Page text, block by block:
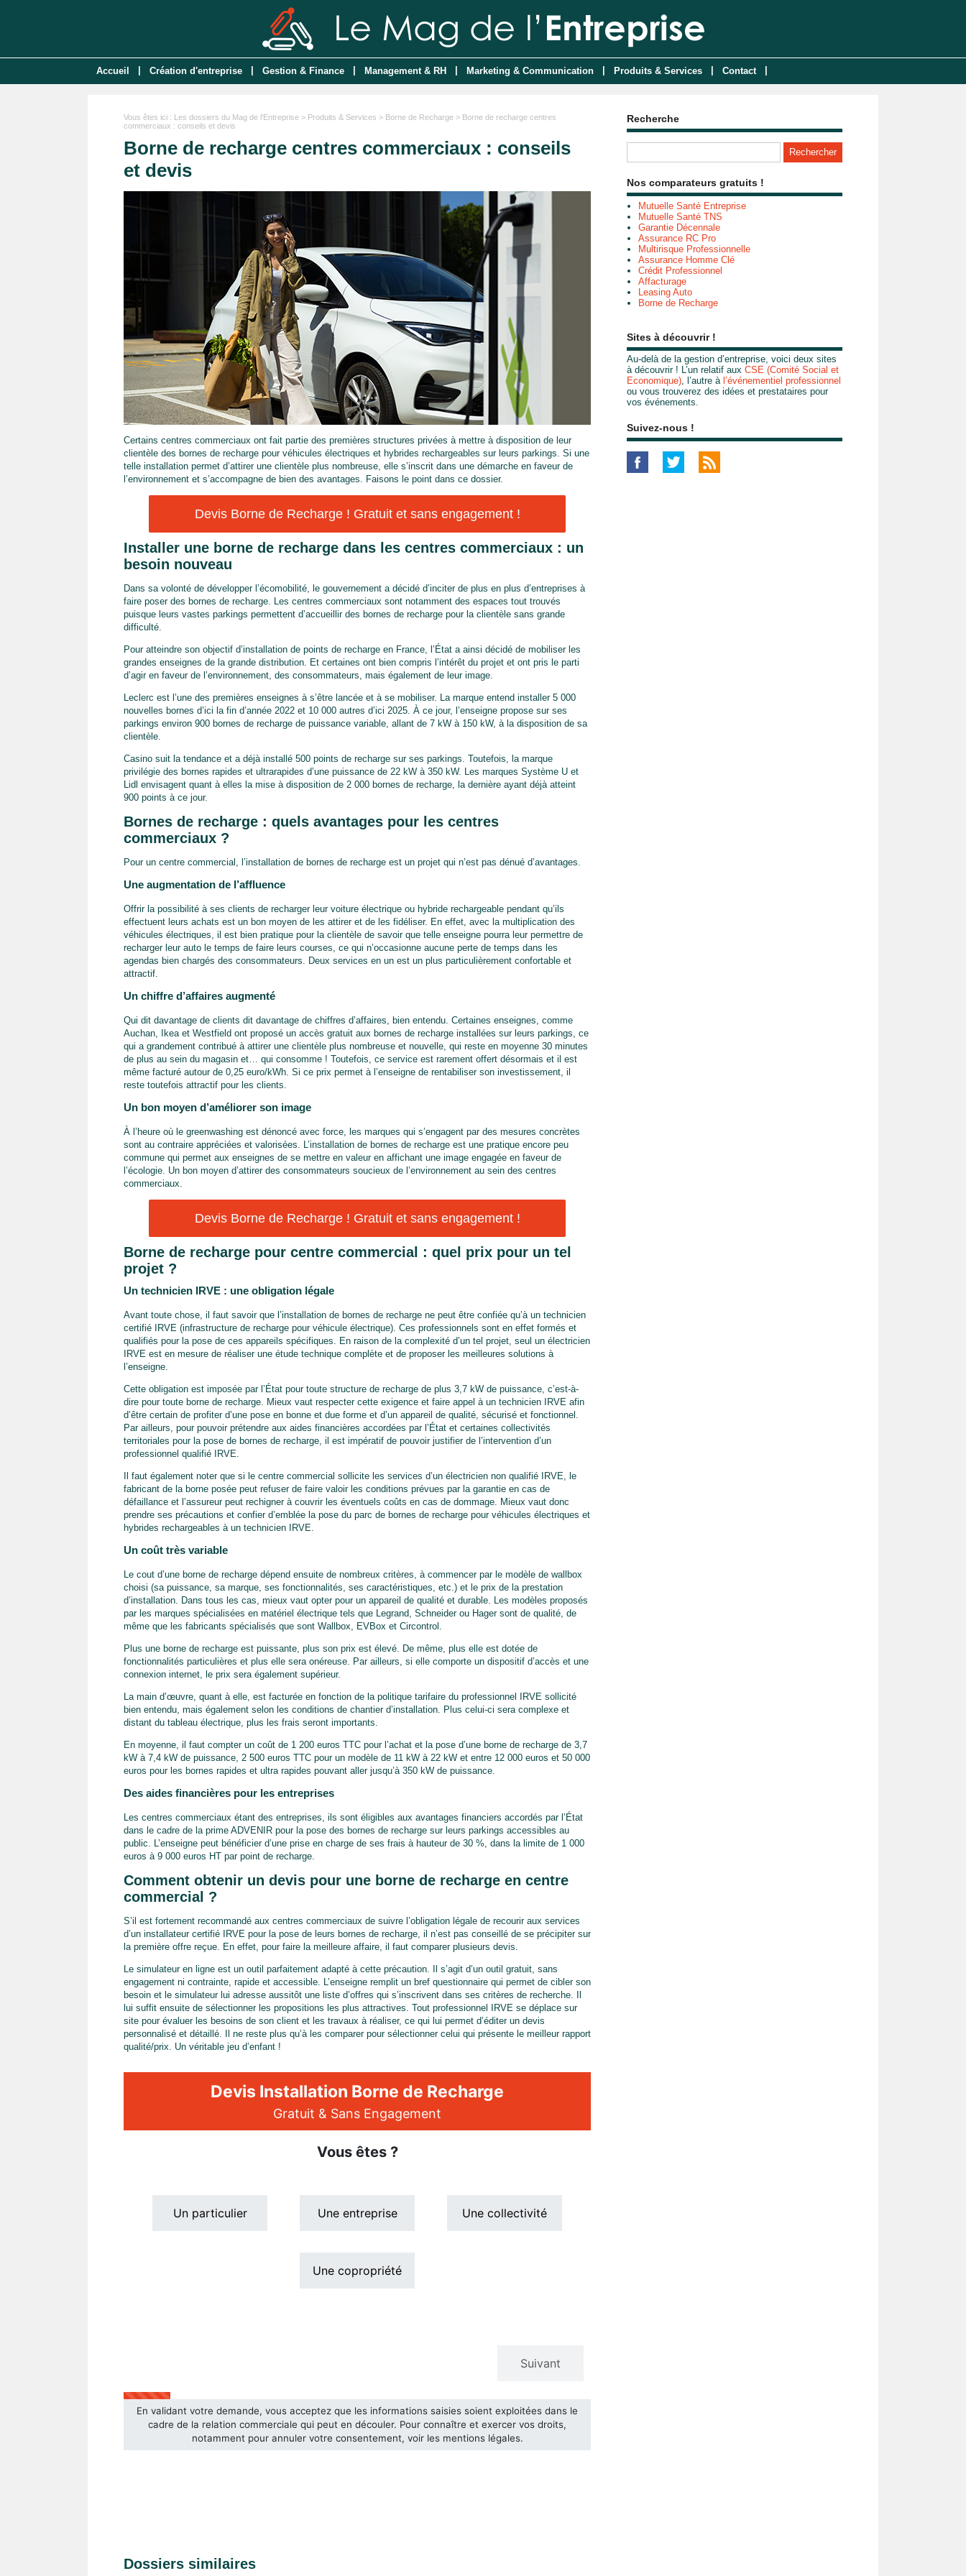
Accueil Création d'entreprise Gestion & Finance Management & RH Marketing & Communication Produits & Services Contact
Vous êtes ici : Les dossiers du Mag de l'Entreprise > Produits & Services > Borne de Recharge > Borne de recharge centres
commerciaux : conseils et devis
Borne de recharge centres commerciaux : conseils
et devis
Certains centres commerciaux ont fait partie des premières structures privées à mettre à disposition de leur
clientèle des bornes de recharge pour véhicules électriques et hybrides rechargeables sur leurs parkings. Si une
telle installation permet d’attirer une clientèle plus nombreuse, elle s’inscrit dans une démarche en faveur de
l’environnement et s’accompagne de bien des avantages. Faisons le point dans ce dossier.
Devis Borne de Recharge ! Gratuit et sans engagement !
Installer une borne de recharge dans les centres commerciaux : un
besoin nouveau
Dans sa volonté de développer l’écomobilité, le gouvernement a décidé d’inciter de plus en plus d’entreprises à
faire poser des bornes de recharge. Les centres commerciaux sont notamment des espaces tout trouvés
puisque leurs vastes parkings permettent d’accueillir des bornes de recharge pour la clientèle sans grande
difficulté.
Pour atteindre son objectif d’installation de points de recharge en France, l’État a ainsi décidé de mobiliser les
grandes enseignes de la grande distribution. Et certaines ont bien compris l’intérêt du projet et ont pris le parti
d’agir en faveur de l’environnement, des consommateurs, mais également de leur image.
Leclerc est l’une des premières enseignes à s’être lancée et à se mobiliser. La marque entend installer 5 000
nouvelles bornes d’ici la fin d’année 2022 et 10 000 autres d’ici 2025. À ce jour, l’enseigne propose sur ses
parkings environ 900 bornes de recharge de puissance variable, allant de 7 kW à 150 kW, à la disposition de sa
clientèle.
Casino suit la tendance et a déjà installé 500 points de recharge sur ses parkings. Toutefois, la marque
privilégie des bornes rapides et ultrarapides d’une puissance de 22 kW à 350 kW. Les marques Système U et
Lidl envisagent quant à elles la mise à disposition de 2 000 bornes de recharge, la dernière ayant déjà atteint
900 points à ce jour.
Bornes de recharge : quels avantages pour les centres
commerciaux ?
Pour un centre commercial, l’installation de bornes de recharge est un projet qui n’est pas dénué d’avantages.
Une augmentation de l’affluence
Offrir la possibilité à ses clients de recharger leur voiture électrique ou hybride rechargeable pendant qu’ils
effectuent leurs achats est un bon moyen de les attirer et de les fidéliser. En effet, avec la multiplication des
véhicules électriques, il est bien pratique pour la clientèle de savoir que telle enseigne pourra leur permettre de
recharger leur auto le temps de faire leurs courses, ce qui n’occasionne aucune perte de temps dans les
agendas bien chargés des consommateurs. Deux services en un est un plus particulièrement confortable et
attractif.
Un chiffre d’affaires augmenté
Qui dit davantage de clients dit davantage de chiffres d’affaires, bien entendu. Certaines enseignes, comme
Auchan, Ikea et Westfield ont proposé un accès gratuit aux bornes de recharge installées sur leurs parkings, ce
qui a grandement contribué à attirer une clientèle plus nombreuse et nouvelle, qui reste en moyenne 30 minutes
de plus au sein du magasin et… qui consomme ! Toutefois, ce service est rarement offert désormais et il est
même facturé autour de 0,25 euro/kWh. Si ce prix permet à l’enseigne de rentabiliser son investissement, il
reste toutefois attractif pour les clients.
Un bon moyen d’améliorer son image
À l’heure où le greenwashing est dénoncé avec force, les marques qui s’engagent par des mesures concrètes
sont au contraire appréciées et valorisées. L’installation de bornes de recharge est une pratique encore peu
commune qui permet aux enseignes de se mettre en valeur en affichant une image engagée en faveur de
l’écologie. Un bon moyen d’attirer des consommateurs soucieux de l’environnement au sein des centres
commerciaux.
Devis Borne de Recharge ! Gratuit et sans engagement !
Borne de recharge pour centre commercial : quel prix pour un tel
projet ?
Un technicien IRVE : une obligation légale
Avant toute chose, il faut savoir que l’installation de bornes de recharge ne peut être confiée qu’à un technicien
certifié IRVE (infrastructure de recharge pour véhicule électrique). Ces professionnels sont en effet formés et
qualifiés pour la pose de ces appareils spécifiques. En raison de la complexité d’un tel projet, seul un électricien
IRVE est en mesure de réaliser une étude technique complète et de proposer les meilleures solutions à
l’enseigne.
Cette obligation est imposée par l’État pour toute structure de recharge de plus 3,7 kW de puissance, c’est-à-
dire pour toute borne de recharge. Mieux vaut respecter cette exigence et faire appel à un technicien IRVE afin
d’être certain de profiter d’une pose en bonne et due forme et d’un appareil de qualité, sécurisé et fonctionnel.
Par ailleurs, pour pouvoir prétendre aux aides financières accordées par l’État et certaines collectivités
territoriales pour la pose de bornes de recharge, il est impératif de pouvoir justifier de l’intervention d’un
professionnel qualifié IRVE.
Il faut également noter que si le centre commercial sollicite les services d’un électricien non qualifié IRVE, le
fabricant de la borne posée peut refuser de faire valoir les conditions prévues par la garantie en cas de
défaillance et l’assureur peut rechigner à couvrir les éventuels coûts en cas de dommage. Mieux vaut donc
prendre ses précautions et confier d’emblée la pose du parc de bornes de recharge pour véhicules électriques et
hybrides rechargeables à un technicien IRVE.
Un coût très variable
Le cout d’une borne de recharge dépend ensuite de nombreux critères, à commencer par le modèle de wallbox
choisi (sa puissance, sa marque, ses fonctionnalités, ses caractéristiques, etc.) et le prix de la prestation
d’installation. Dans tous les cas, mieux vaut opter pour un appareil de qualité et durable. Les modèles proposés
par les marques spécialisées en matériel électrique tels que Legrand, Schneider ou Hager sont de qualité, de
même que les fabricants spécialisés que sont Wallbox, EVBox et Circontrol.
Plus une borne de recharge est puissante, plus son prix est élevé. De même, plus elle est dotée de
fonctionnalités particulières et plus elle sera onéreuse. Par ailleurs, si elle comporte un dispositif d’accès et une
connexion internet, le prix sera également supérieur.
La main d’œuvre, quant à elle, est facturée en fonction de la politique tarifaire du professionnel IRVE sollicité
bien entendu, mais également selon les conditions de chantier d’installation. Plus celui-ci sera complexe et
distant du tableau électrique, plus les frais seront importants.
En moyenne, il faut compter un coût de 1 200 euros TTC pour l’achat et la pose d’une borne de recharge de 3,7
kW à 7,4 kW de puissance, 2 500 euros TTC pour un modèle de 11 kW à 22 kW et entre 12 000 euros et 50 000
euros pour les bornes rapides et ultra rapides pouvant aller jusqu’à 350 kW de puissance.
Des aides financières pour les entreprises
Les centres commerciaux étant des entreprises, ils sont éligibles aux avantages financiers accordés par l’État
dans le cadre de la prime ADVENIR pour la pose des bornes de recharge sur leurs parkings accessibles au
public. L’enseigne peut bénéficier d’une prise en charge de ses frais à hauteur de 30 %, dans la limite de 1 000
euros à 9 000 euros HT par point de recharge.
Comment obtenir un devis pour une borne de recharge en centre
commercial ?
S’il est fortement recommandé aux centres commerciaux de suivre l’obligation légale de recourir aux services
d’un installateur certifié IRVE pour la pose de leurs bornes de recharge, il n’est pas conseillé de se précipiter sur
la première offre reçue. En effet, pour faire la meilleure affaire, il faut comparer plusieurs devis.
Le simulateur en ligne est un outil parfaitement adapté à cette précaution. Il s’agit d’un outil gratuit, sans
engagement ni contrainte, rapide et accessible. L’enseigne remplit un bref questionnaire qui permet de cibler son
besoin et le simulateur lui adresse aussitôt une liste d’offres qui s’inscrivent dans ses critères de recherche. Il
lui suffit ensuite de sélectionner les propositions les plus attractives. Tout professionnel IRVE se déplace sur
site pour évaluer les besoins de son client et les travaux à réaliser, ce qui lui permet d’éditer un devis
personnalisé et détaillé. Il ne reste plus qu’à les comparer pour sélectionner celui qui présente le meilleur rapport
qualité/prix. Un véritable jeu d’enfant !
Dossiers similaires
Recherche
Nos comparateurs gratuits !
Mutuelle Santé Entreprise
Mutuelle Santé TNS
Garantie Décennale
Assurance RC Pro
Multirisque Professionnelle
Assurance Homme Clé
Crédit Professionnel
Affacturage
Leasing Auto
Borne de Recharge
Sites à découvrir !
Au-delà de la gestion d’entreprise, voici deux sites
à découvrir ! L’un relatif aux CSE (Comité Social et
Economique), l’autre à l’événementiel professionnel
ou vous trouverez des idées et prestataires pour
vos événements.
Suivez-nous !